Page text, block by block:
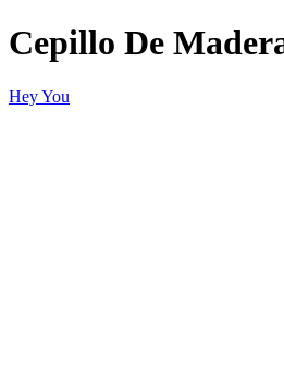
Cepillo De
Hey You